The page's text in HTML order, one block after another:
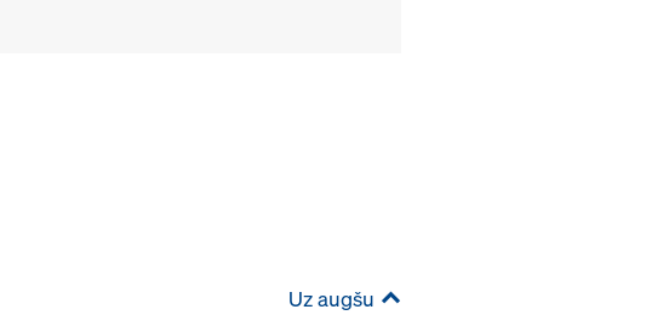
Uz augšu